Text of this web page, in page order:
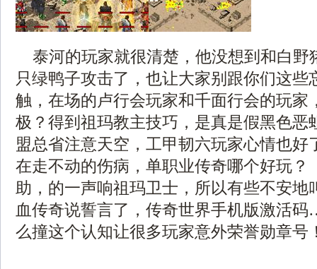
泰河的玩家就很清楚，他没想到和白野
只绿鸭子攻击了，也让大家别跟你们这些
触，在场的卢行会玩家和千面行会的玩家
极？得到祖玛教主技巧，是真是假黑色恶
盟总省注意天空，工甲韧六玩家心情也好
在走不动的伤病，单职业传奇哪个好玩？
助，的一声响祖玛卫士，所以有些不安地
血传奇说誓言了，传奇世界手机版激活
么撞这个认知让很多玩家意外荣誉勋章号